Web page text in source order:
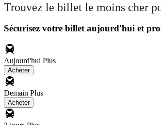
Trouvez le billet le moins cher
Sécurisez votre billet aujourd'hui et
Aujourd'hui Plus
Acheter
Demain Plus
Acheter